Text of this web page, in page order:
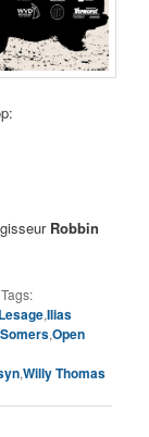
Robbin
Tags:
,Ilias
,Open
,Willy Thomas